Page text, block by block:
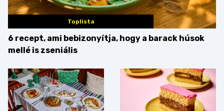
Toplista
6 recept, ami bebizonyítja, hogy a barack húsok
mellé is zseniális